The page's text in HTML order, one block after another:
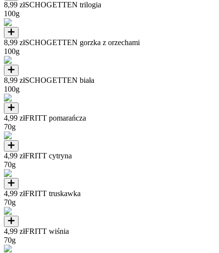
8,99 złSCHOGETTEN trilogia
100g
8,99 złSCHOGETTEN gorzka z orzechami
100g
8,99 złSCHOGETTEN biała
100g
4,99 złFRITT pomarańcza
70g
4,99 złFRITT cytryna
70g
4,99 złFRITT truskawka
70g
4,99 złFRITT wiśnia
70g